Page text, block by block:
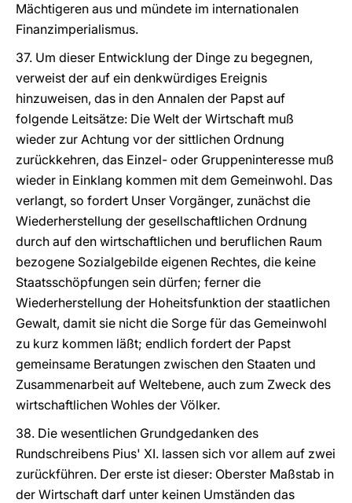
Mächtigeren aus und mündete im internationalen
Finanzimperialismus.
37. Um dieser Entwicklung der Dinge zu begegnen,
verweist der auf ein denkwürdiges Ereignis
hinzuweisen, das in den Annalen der Papst auf
folgende Leitsätze: Die Welt der Wirtschaft muß
wieder zur Achtung vor der sittlichen Ordnung
zurückkehren, das Einzel- oder Gruppeninteresse muß
wieder in Einklang kommen mit dem Gemeinwohl. Das
verlangt, so fordert Unser Vorgänger, zunächst die
Wiederherstellung der gesellschaftlichen Ordnung
durch auf den wirtschaftlichen und beruflichen Raum
bezogene Sozialgebilde eigenen Rechtes, die keine
Staatsschöpfungen sein dürfen; ferner die
Wiederherstellung der Hoheitsfunktion der staatlichen
Gewalt, damit sie nicht die Sorge für das Gemeinwohl
zu kurz kommen läßt; endlich fordert der Papst
gemeinsame Beratungen zwischen den Staaten und
Zusammenarbeit auf Weltebene, auch zum Zweck des
wirtschaftlichen Wohles der Völker.
38. Die wesentlichen Grundgedanken des
Rundschreibens Pius' XI. lassen sich vor allem auf zwei
zurückführen. Der erste ist dieser: Oberster Maßstab in
der Wirtschaft darf unter keinen Umständen das